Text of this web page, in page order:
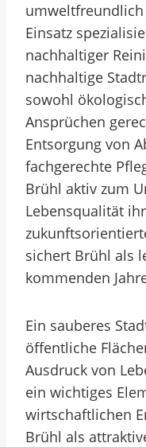
Einsatz
nachhaltiger
nachhaltige
sowohl
Ansprüchen
Entsorgung von
fachgerechte
Brühl aktiv zum
Lebensqualität
sichert Brühl als
kommenden
Ein sauberes
öffentliche
Ausdruck von
ein wichtiges
wirtschaftlichen
Brühl als